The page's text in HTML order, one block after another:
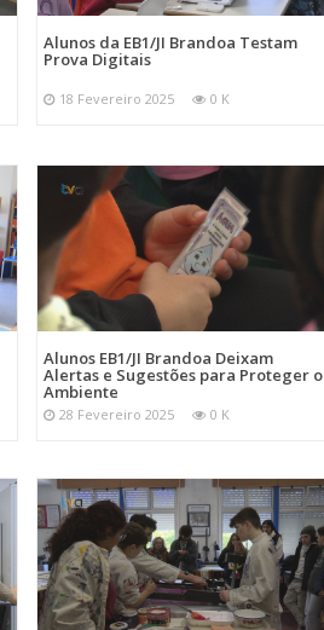
Alunos da EB1/JI Brandoa Testam
Prova Digitais
18 Fevereiro 2025 0 K
Alunos EB1/JI Brandoa Deixam
Alertas e Sugestões para Proteger o
Ambiente
28 Fevereiro 2025 0 K